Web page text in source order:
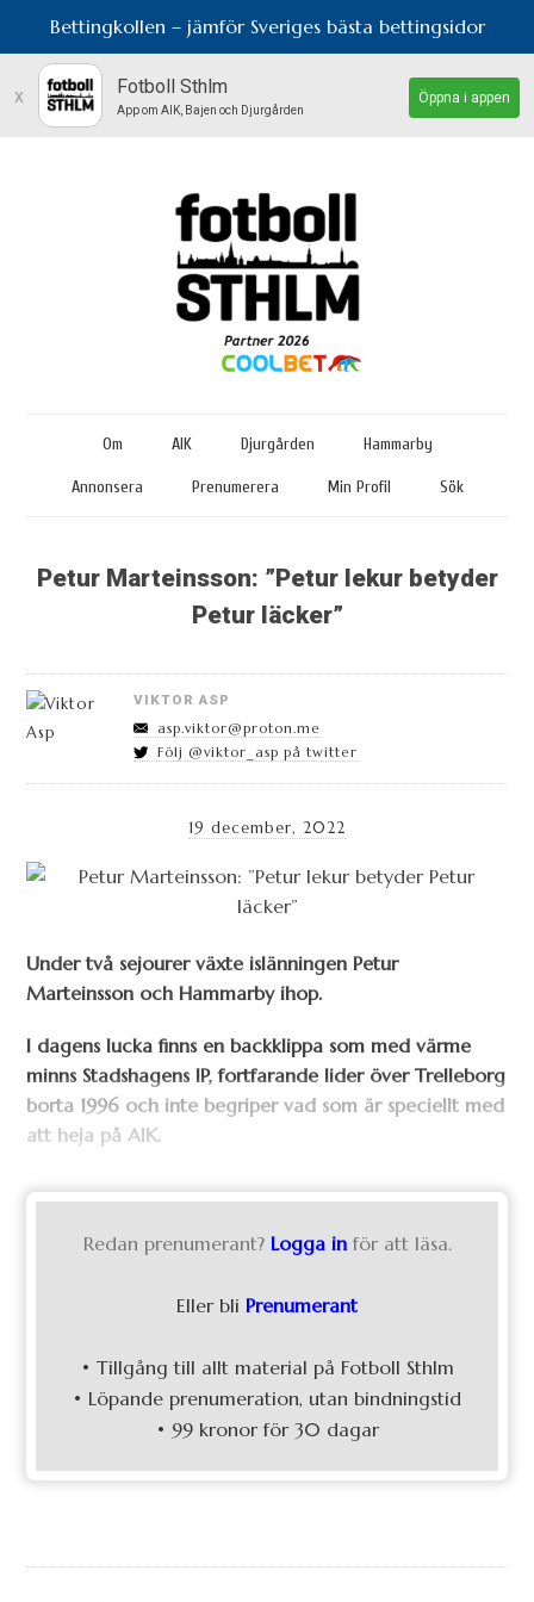
Bettingkollen – jämför Sveriges bästa bettingsidor
x Fotboll Sthlm
App om AIK, Bajen och Djurgården
Öppna i appen
Om AIK Djurgården Hammarby
Annonsera Prenumerera Min Profil Sök
Petur Marteinsson: ”Petur lekur betyder
Petur läcker”
VIKTOR ASP
asp.viktor@proton.me
Följ @viktor_asp på twitter
19 december, 2022
Under två sejourer växte islänningen Petur
Marteinsson och Hammarby ihop.
I dagens lucka finns en backklippa som med värme
minns Stadshagens IP, fortfarande lider över Trelleborg
borta 1996 och inte begriper vad som är speciellt med
att heja på AIK.
Redan prenumerant? Logga in för att läsa.
Eller bli Prenumerant
• Tillgång till allt material på Fotboll Sthlm
• Löpande prenumeration, utan bindningstid
• 99 kronor för 30 dagar